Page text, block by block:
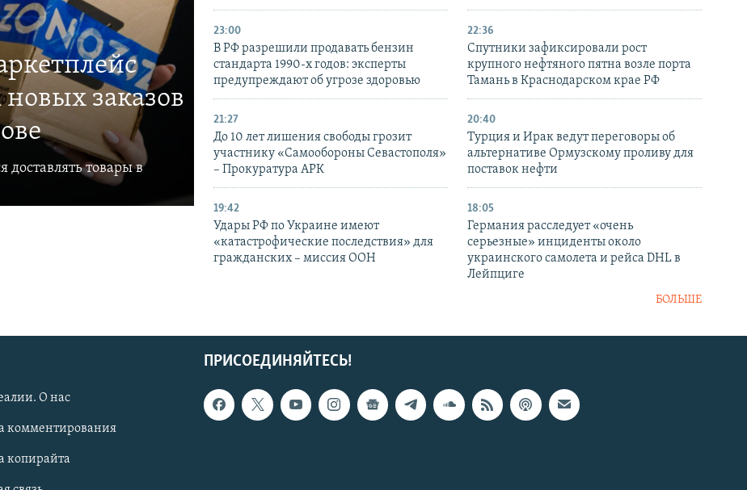
заказов
доставлять товары в
23:00
В РФ разрешили продавать бензин
стандарта 1990-х годов: эксперты
предупреждают об угрозе здоровью
22:36
Спутники зафиксировали рост
крупного нефтяного пятна возле порта
Тамань в Краснодарском крае РФ
21:27
До 10 лет лишения свободы грозит
участнику «Самообороны Севастополя»
– Прокуратура АРК
20:40
Турция и Ирак ведут переговоры об
альтернативе Ормузскому проливу для
поставок нефти
19:42
Удары РФ по Украине имеют
«катастрофические последствия» для
гражданских – миссия ООН
18:05
Германия расследует «очень
серьезные» инциденты около
украинского самолета и рейса DHL в
Лейпциге
БОЛЬШЕ
ПРИСОЕДИНЯЙТЕСЬ!
О нас
комментирования
копирайта